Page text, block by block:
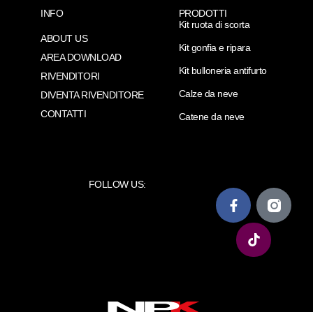
INFO
ABOUT US
AREA DOWNLOAD
RIVENDITORI
DIVENTA RIVENDITORE
CONTATTI
PRODOTTI
Kit ruota di scorta
Kit gonfia e ripara
Kit bulloneria antifurto
Calze da neve
Catene da neve
FOLLOW US: